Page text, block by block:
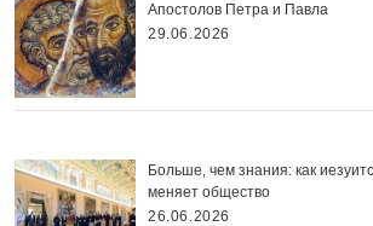
Апостолов Петра и Павла
29.06.2026
Больше, чем знания: как
меняет общество
26.06.2026